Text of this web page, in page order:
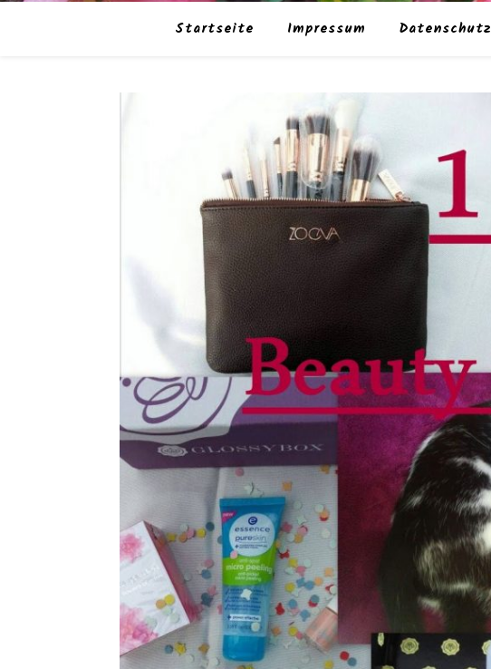
Startseite Impressum Datenschutz